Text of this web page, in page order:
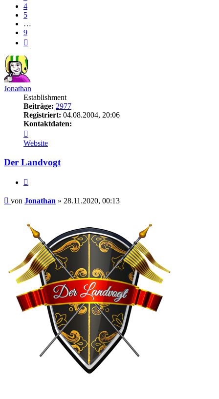
4
5
…
9
Jonathan
Establishment
Beiträge: 2977
Registriert: 04.08.2004, 20:06
Kontaktdaten:
von
Jonathan
Website
Der Landvogt
Beitrag
von Jonathan » 28.11.2020, 00:13